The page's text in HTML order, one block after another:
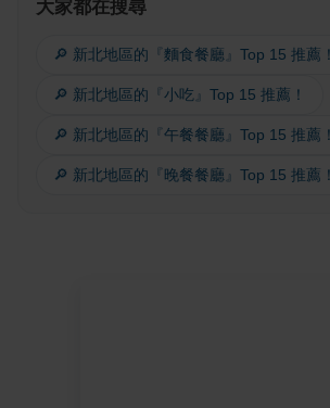
大家都在搜尋
🔎 新北地區的『麵食餐廳』Top 15 推薦！
🔎 新北地區的『小吃』Top 15 推薦！
🔎 新北地區的『午餐餐廳』Top 15 推薦！
🔎 新北地區的『晚餐餐廳』Top 15 推薦！